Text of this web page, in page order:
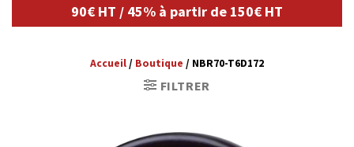
90€ HT / 45% à partir de 150€ HT
Accueil / Boutique / NBR70-T6D172
FILTRER